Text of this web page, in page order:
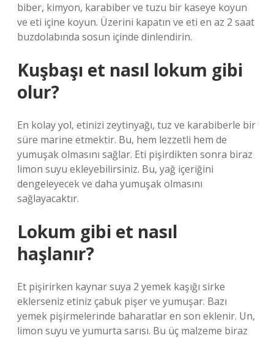
biber, kimyon, karabiber ve tuzu bir kaseye koyun
ve eti içine koyun. Üzerini kapatın ve eti en az 2 saat
buzdolabında sosun içinde dinlendirin.
Kuşbaşı et nasıl lokum gibi
olur?
En kolay yol, etinizi zeytinyağı, tuz ve karabiberle bir
süre marine etmektir. Bu, hem lezzetli hem de
yumuşak olmasını sağlar. Eti pişirdikten sonra biraz
limon suyu ekleyebilirsiniz. Bu, yağ içeriğini
dengeleyecek ve daha yumuşak olmasını
sağlayacaktır.
Lokum gibi et nasıl
haşlanır?
Et pişirirken kaynar suya 2 yemek kaşığı sirke
eklerseniz etiniz çabuk pişer ve yumuşar. Bazı
yemek pişirmelerinde baharatlar en son eklenir. Un,
limon suyu ve yumurta sarısı. Bu üç malzeme biraz